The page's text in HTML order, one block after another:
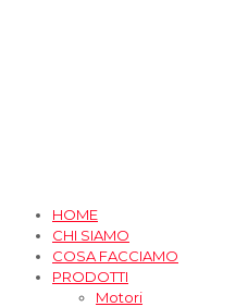
HOME
CHI SIAMO
COSA FACCIAMO
PRODOTTI
Motori